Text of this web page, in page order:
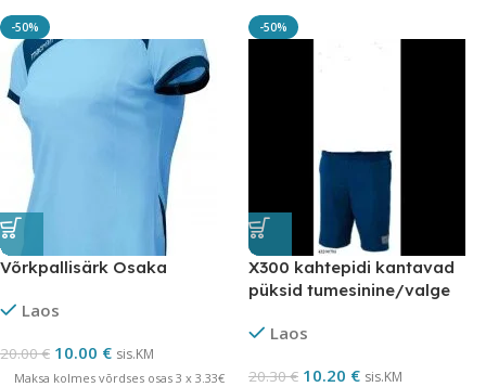
-50%
Võrkpallisärk Osaka
Laos
20.00€ 10.00 € sis.KM
Maksa kolmes võrdses osas 3 x 3.33€
-50%
X300 kahtepidi kantavad
püksid tumesinine/valge
Laos
20.30€ 10.20 € sis.KM